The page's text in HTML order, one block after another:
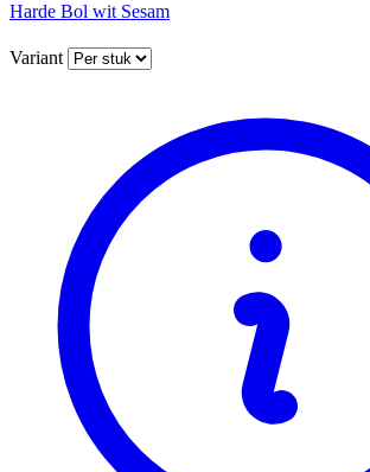
Harde Bol wit Sesam
Variant